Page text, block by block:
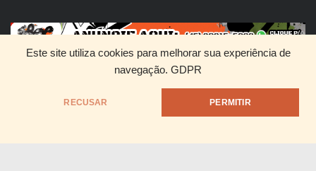
Este site utiliza cookies para melhorar sua experiência de
navegação. GDPR
RECUSAR PERMITIR
HOME QUEM SOMOS
DIVULGUE SEU RAP